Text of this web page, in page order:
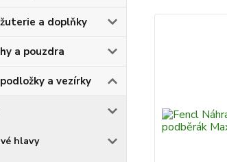
a doplňky
a pouzdra
a vezírky
hlavy